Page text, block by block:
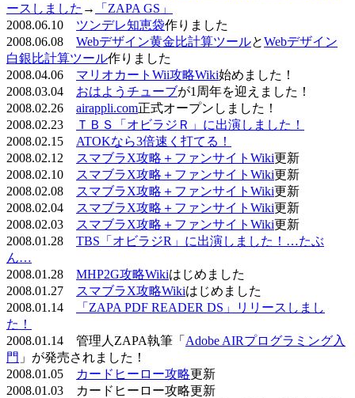
ースしました →
「ZAPA GS」
2008.06.10 ツンデレ知恵袋作りました
2008.06.08 Webデザイン黄金比計算ツールとWebデザイン
白銀比計算ツール作りました
2008.04.06 マリオカートWii攻略Wiki始めました！
2008.03.04 おはようチューブが1周年を迎えました！
2008.02.26 airappli.com正式オープンしました！
2008.02.23
ＴＢＳ「オビラジＲ」に出演しました！
2008.02.15 ATOKなら3倍速く打てる！
2008.02.12
スマブラX攻略＋ファンサイトWiki更新
2008.02.10
スマブラX攻略＋ファンサイトWiki更新
2008.02.08
スマブラX攻略＋ファンサイトWiki更新
2008.02.04
スマブラX攻略＋ファンサイトWiki更新
2008.02.03
スマブラX攻略＋ファンサイトWiki更新
2008.01.28 TBS「オビラジR」に出演しました！…たぶ
ん…
2008.01.28 MHP2G攻略Wikiはじめました
2008.01.27
スマブラX攻略Wikiはじめました
2008.01.14
「ZAPA PDF READER DS」リリースしまし
た！
2008.01.14 管理人ZAPA執筆「 Adobe AIRプログラミング入
門 」が発売されました！
2008.01.05
カードヒーロー攻略更新
2008.01.03 カードヒーロー攻略更新